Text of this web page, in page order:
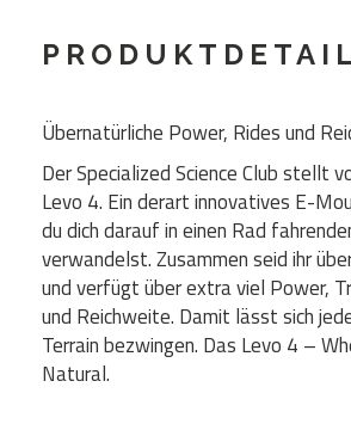
Übernatürliche Power, Rides und
Der Specialized Science Club stellt
Levo 4. Ein derart innovatives E-
du dich darauf in einen Rad
verwandelst. Zusammen seid ihr
und verfügt über extra viel Power,
und Reichweite. Damit lässt sich
Terrain bezwingen. Das Levo 4 –
Natural.